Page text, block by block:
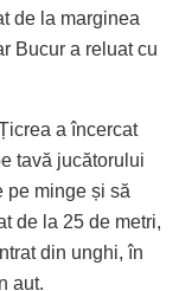
de la marginea
Bucur a reluat cu
a încercat
tavă jucătorului
pe minge și să
de la 25 de metri,
din unghi, în
aut.